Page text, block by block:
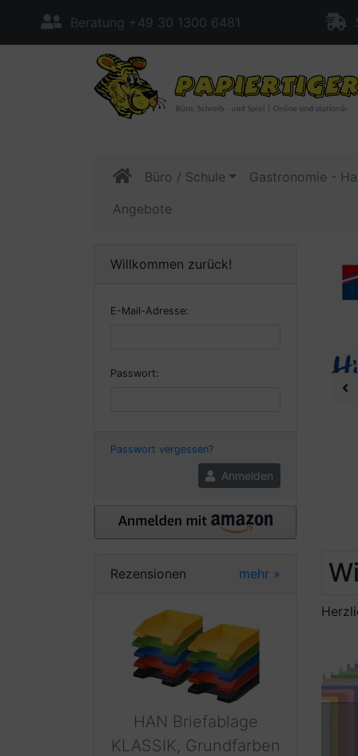
Beratung +49 30 1300 6481
Büro / Schule
Gastronomie -
Angebote
Willkommen zurück!
E-Mail-Adresse:
Passwort:
Passwort vergessen?
Anmelden
Rezensionen mehr »
HAN Briefablage
KLASSIK, Grundfarben